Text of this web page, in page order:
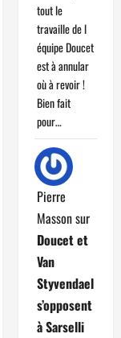
tout le
travaille de l
équipe Doucet
est à annular
où à revoir !
Bien fait
pour…
Pierre
Massonsur
Doucet et
Van
Styvendael
s’opposent
à Sarselli